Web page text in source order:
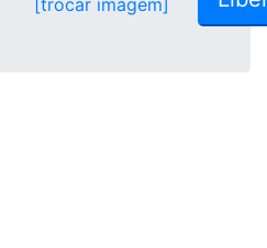
[trocar imagem]